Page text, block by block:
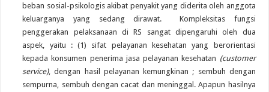
beban sosial-psikologis akibat penyakit yang diderita oleh anggota
keluarganya yang sedang dirawat. Kompleksitas fungsi
penggerakan pelaksanaan di RS sangat dipengaruhi oleh dua
aspek, yaitu : (1) sifat pelayanan kesehatan yang berorientasi
kepada konsumen penerima jasa pelayanan kesehatan (customer
service), dengan hasil pelayanan kemungkinan ; sembuh dengan
sempurna, sembuh dengan cacat dan meninggal. Apapun hasilnya